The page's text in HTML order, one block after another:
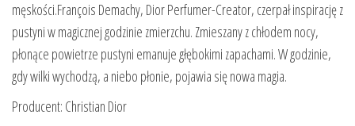
męskości.François Demachy, Dior Perfumer-Creator, czerpał inspirację z
pustyni w magicznej godzinie zmierzchu. Zmieszany z chłodem nocy,
płonące powietrze pustyni emanuje głębokimi zapachami. W godzinie,
gdy wilki wychodzą, a niebo płonie, pojawia się nowa magia.
Producent: Christian Dior